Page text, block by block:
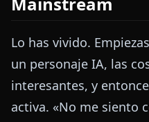
Lo has vivido.
un personaje IA, las
interesantes, y
activa. «No me siento